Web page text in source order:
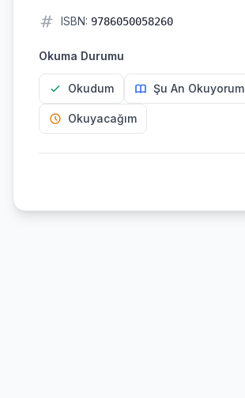
ISBN: 9786050058260
Okuma Durumu
Okudum Şu An Okuyorum
Okuyacağım